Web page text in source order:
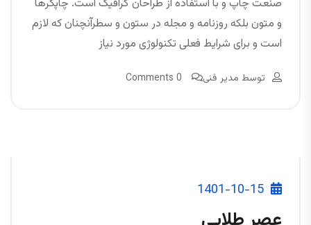
صنعت چاپ و با استفاده از طراحان گرافیک است. چاپگرها
و متون بلکه روزنامه و مجله در ستون و سطرآنچنان که لازم
است و برای شرایط فعلی تکنولوژی مورد نیاز
توسط مدیر فنی 0 Comments
1401-10-15